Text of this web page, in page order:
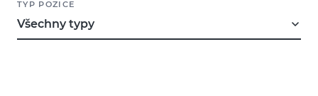
TYP POZICE
Všechny typy